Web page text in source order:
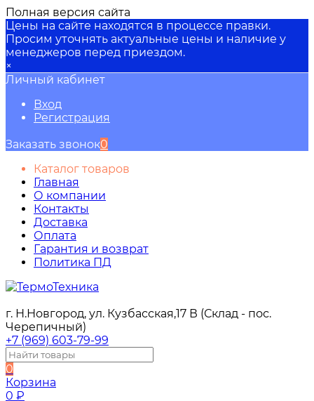
Полная версия сайта
Цены на сайте находятся в процессе правки.
Просим уточнять актуальные цены и наличие у
менеджеров перед приездом.
×
Личный кабинет
Вход
Регистрация
Заказать звонок0
Каталог товаров
Главная
О компании
Контакты
Доставка
Оплата
Гарантия и возврат
Политика ПД
г. Н.Новгород, ул. Кузбасская,17 В (Склад - пос.
Черепичный)
+7 (969) 603-79-99
0
Корзина
0 ₽